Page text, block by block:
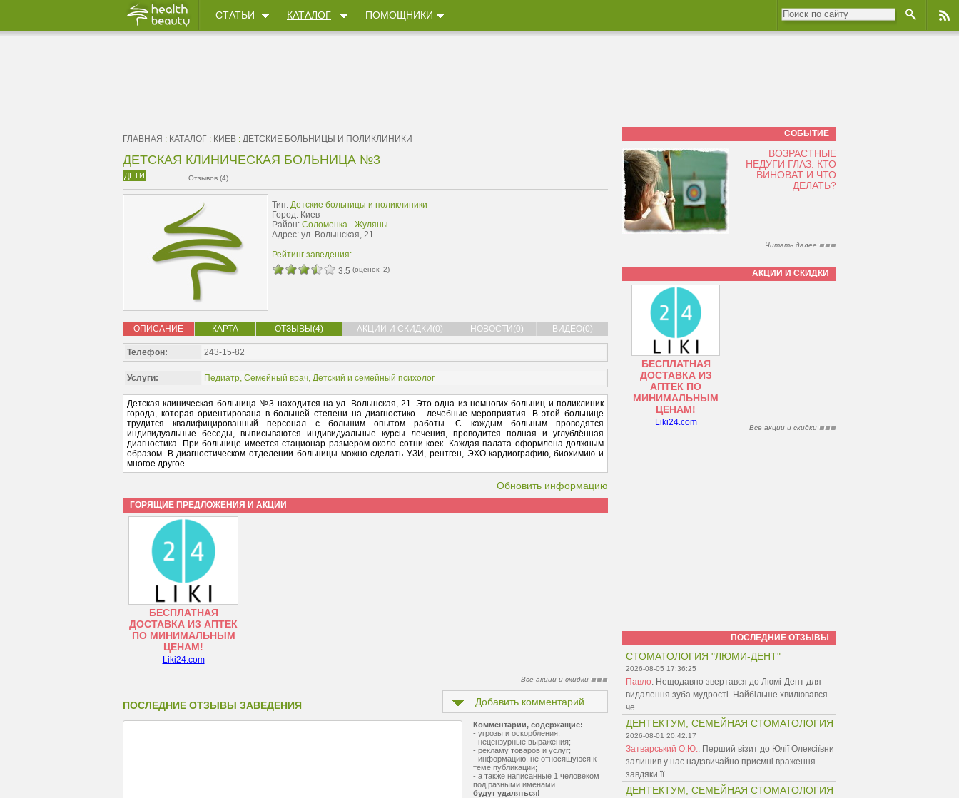
СТАТЬИ КАТАЛОГ ПОМОЩНИКИ
ГЛАВНАЯ : КАТАЛОГ : КИЕВ : ДЕТСКИЕ БОЛЬНИЦЫ И ПОЛИКЛИНИКИ
ДЕТСКАЯ КЛИНИЧЕСКАЯ БОЛЬНИЦА №3
ДЕТИ Отзывов (4)
Тип: Детские больницы и поликлиники
Город: Киев
Район: Соломенка - Жуляны
Адрес: ул. Волынская, 21
Рейтинг заведения:
3.5 (оценок: 2)
ОПИСАНИЕ КАРТА ОТЗЫВЫ(4) АКЦИИ И СКИДКИ(0) НОВОСТИ(0) ВИДЕО(0)
Телефон: 243-15-82
Услуги: Педиатр, Семейный врач, Детский и семейный психолог
Детская клиническая больница №3 находится на ул. Волынская, 21. Это одна из немногих больниц и поликлиник
города, которая ориентирована в большей степени на диагностико - лечебные мероприятия. В этой больнице
трудится квалифицированный персонал с большим опытом работы. С каждым больным проводятся
индивидуальные беседы, выписываются индивидуальные курсы лечения, проводится полная и углублённая
диагностика. При больнице имеется стационар размером около сотни коек. Каждая палата оформлена должным
образом. В диагностическом отделении больницы можно сделать УЗИ, рентген, ЭХО-кардиографию, биохимию и
многое другое.
Обновить информацию
ГОРЯЩИЕ ПРЕДЛОЖЕНИЯ И АКЦИИ
БЕСПЛАТНАЯ
ДОСТАВКА ИЗ АПТЕК
ПО МИНИМАЛЬНЫМ
ЦЕНАМ!
Liki24.com
Все акции и скидки
ПОСЛЕДНИЕ ОТЗЫВЫ ЗАВЕДЕНИЯ Добавить комментарий
Комментарии, содержащие:
- угрозы и оскорбления;
- нецензурные выражения;
- рекламу товаров и услуг;
- информацию, не относящуюся к
теме публикации;
- а также написанные 1 человеком
под разными именами
будут удаляться!
СОБЫТИЕ
ВОЗРАСТНЫЕ
НЕДУГИ ГЛАЗ: КТО
ВИНОВАТ И ЧТО
ДЕЛАТЬ?
Читать далее
АКЦИИ И СКИДКИ
БЕСПЛАТНАЯ
ДОСТАВКА ИЗ
АПТЕК ПО
МИНИМАЛЬНЫМ
ЦЕНАМ!
Liki24.com
Все акции и скидки
ПОСЛЕДНИЕ ОТЗЫВЫ
СТОМАТОЛОГИЯ "ЛЮМИ-ДЕНТ"
2026-08-05 17:36:25
Павло: Нещодавно звертався до Люмі-Дент для
видалення зуба мудрості. Найбільше хвилювався
че
ДЕНТЕКТУМ, СЕМЕЙНАЯ СТОМАТОЛОГИЯ
2026-08-01 20:42:17
Затварський О.Ю.: Перший візит до Юлії Олексіївни
залишив у нас надзвичайно приємні враження
завдяки її
ДЕНТЕКТУМ, СЕМЕЙНАЯ СТОМАТОЛОГИЯ